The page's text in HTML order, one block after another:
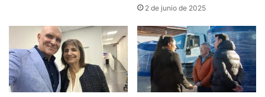
2 de junio de 2025